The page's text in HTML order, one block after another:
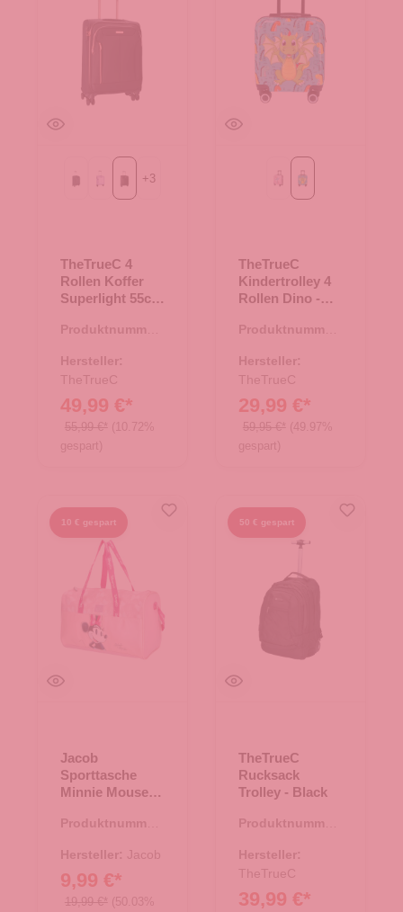
BlackFliederblack/rose
+3
TheTrueC 4
Rollen Koffer
Superlight 55cm
black/rose
Produktnummer:
Hersteller:
TheTrueC
49,99 €*
55,99 €* (10.72%
gespart)
Rosagrün
TheTrueC
Kindertrolley 4
Rollen Dino -
Produktnummer:
Hersteller:
TheTrueC
29,99 €*
59,95 €* (49.97%
gespart)
10 € gespart
Jacob
Sporttasche
Minnie Mouse
Produktnummer:
Hersteller: Jacob
9,99 €*
19,99 €* (50.03%
50 € gespart
TheTrueC
Rucksack
Trolley - Black
Produktnummer:
Hersteller:
TheTrueC
39,99 €*